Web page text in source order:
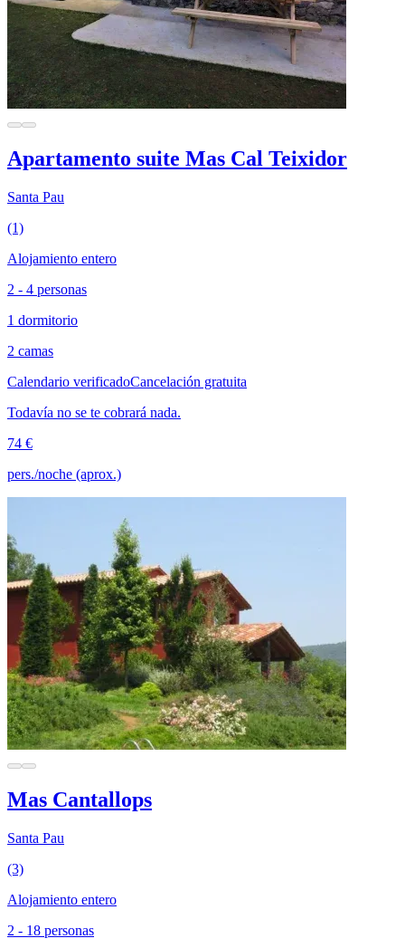
Apartamento suite Mas Cal Teixidor
Santa Pau
(1)
Alojamiento entero
2 - 4 personas
1 dormitorio
2 camas
Calendario verificadoCancelación gratuita
Todavía no se te cobrará nada.
74 €
pers./noche (aprox.)
Mas Cantallops
Santa Pau
(3)
Alojamiento entero
2 - 18 personas